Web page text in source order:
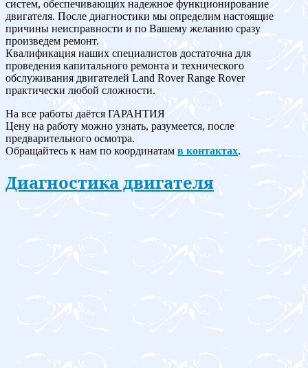
систем, обеспечивающих надежное функционирование
двигателя. После диагностики мы определим настоящие
причины неисправности и по Вашему желанию сразу
произведем ремонт.
Квалификация наших специалистов достаточна для
проведения капитального ремонта и технического
обслуживания двигателей Land Rover Range Rover
практически любой сложности.
На все работы даётся ГАРАНТИЯ
Цену на работу можно узнать, разумеется, после
предварительного осмотра.
Обращайтесь к нам по координатам в контактах.
Диагностика двигателя